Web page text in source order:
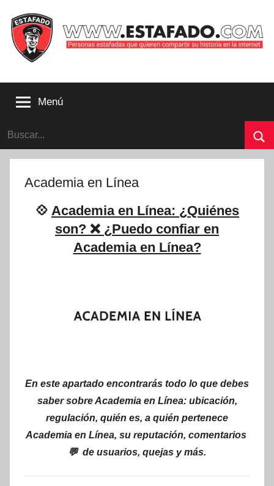
contenido
que
compartir
su
internet
Estafado.com
Menú
Buscar:
Academia en Línea
💠 Academia en Línea: ¿Quiénes
son? ❌ ¿Puedo confiar en
Academia en Línea?
En este apartado encontrarás todo lo que debes
saber sobre Academia en Línea: ubicación,
regulación, quién es, a quién pertenece
Academia en Línea, su reputación, comentarios
💬 de usuarios, quejas y más.